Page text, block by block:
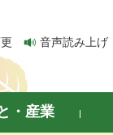
音声読み上げ
・産業